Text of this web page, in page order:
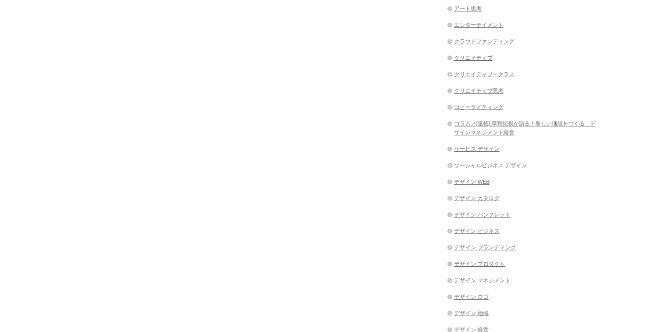
アート思考
エンターテイメント
クラウドファンディング
クリエイティブ
クリエイティブ・クラス
クリエイティブ思考
コピーライティング
コラム／[連載] 草野紀親が語る！新しい価値をつくる、デ
ザインマネジメント経営
サービス デザイン
ソーシャルビジネス デザイン
デザイン WEB
デザイン カタログ
デザイン パンフレット
デザイン ビジネス
デザイン ブランディング
デザイン プロダクト
デザイン マネジメント
デザイン ロゴ
デザイン 地域
デザイン 経営